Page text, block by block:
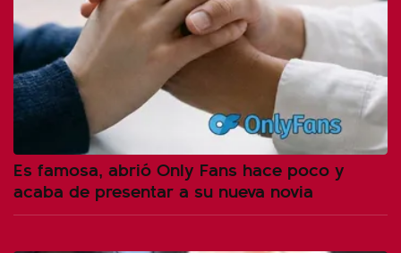
Es famosa, abrió Only Fans hace poco y
acaba de presentar a su nueva novia